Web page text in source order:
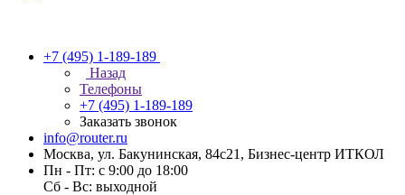
+7 (495) 1-189-189
Назад
Телефоны
+7 (495) 1-189-189
Заказать звонок
info@router.ru
Москва, ул. Бакунинская, 84с21, Бизнес-центр ИТКОЛ
Пн - Пт: с 9:00 до 18:00
Cб - Вс: выходной